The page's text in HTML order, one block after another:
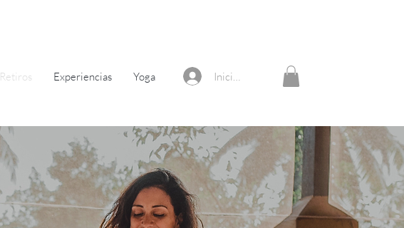
Retiros Experiencias Yoga Iniciar sesión